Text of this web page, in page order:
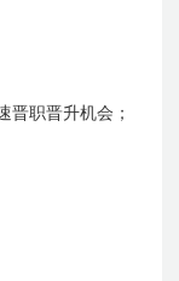
晋职晋升机会；